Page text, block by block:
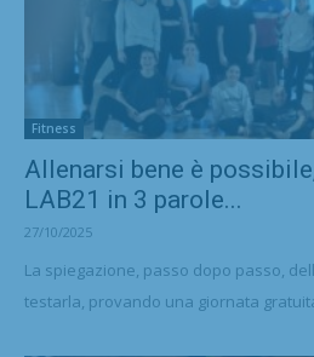
Fitness
Allenarsi bene è
LAB21 in 3 parole...
27/10/2025
La spiegazione, passo dopo passo,
testarla, provando una giornata